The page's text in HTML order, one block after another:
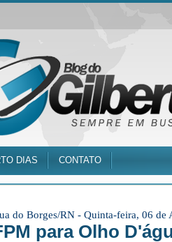
DIAS CONTATO
do Borges/RN - Quinta-feira, 06 de
para Olho